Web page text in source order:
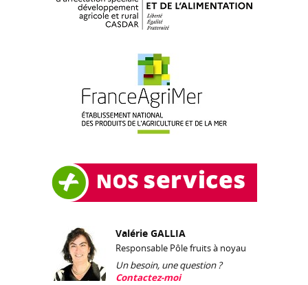
Valérie GALLIA
Responsable Pôle fruits à noyau
Un besoin, une question ?
Contactez-moi